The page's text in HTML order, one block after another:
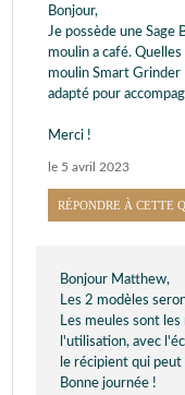
Bonjour,
Je possède une Sage
moulin a café.
moulin Smart Grinder
adapté pour
Merci !
le 5 avril 2023
RÉPONDRE À CETTE
Bonjour Matthew,
Les 2 modèles
Les meules sont
l'utilisation, avec
le récipient qui
Bonne journée !